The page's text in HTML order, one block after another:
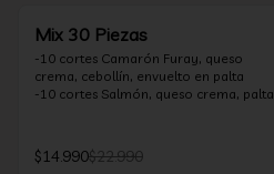
Mix 30 Piezas
-10 cortes Camarón Furay, queso
crema, cebollín, envuelto en palta
-10 cortes Salmón, queso crema, palta,
cebollín, frito en tempura
*Incluye 2 soya 30ml / 2 palitos / 1 salsa
$14.990$22.990